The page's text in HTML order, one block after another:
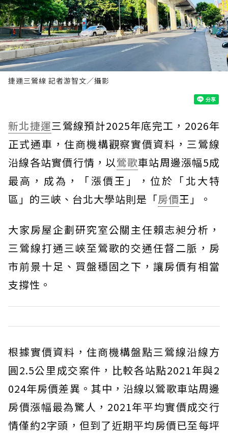
捷運三鶯線 記者游智文／攝影
新北捷運三鶯線預計2025年底完工，2026年
正式通車，住商機構觀察實價資料，三鶯線
沿線各站實價行情，以鶯歌車站周邊漲幅5成
最高，成為，「漲價王」，位於「北大特
區」的三峽、台北大學站則是「房價王」。
大家房屋企劃研究室公關主任賴志昶分析，
三鶯線打通三峽至鶯歌的交通任督二脈，房
市前景十足、買盤穩固之下，讓房價有相當
支撐性。
根據實價資料，住商機構盤點三鶯線沿線方
圓2.5公里成交案件，比較各站點2021年與2
024年房價差異。其中，沿線以鶯歌車站周邊
房價漲幅最為驚人，2021年平均實價成交行
情僅約2字頭，但到了近期平均房價已至每坪